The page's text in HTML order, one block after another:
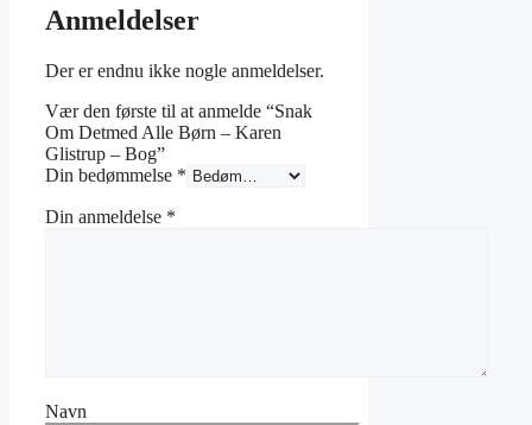
Anmeldelser
Der er endnu ikke nogle anmeldelser.
Vær den første til at anmelde “Snak
Om Detmed Alle Børn – Karen
Glistrup – Bog”
Din bedømmelse *
Din anmeldelse *
Navn